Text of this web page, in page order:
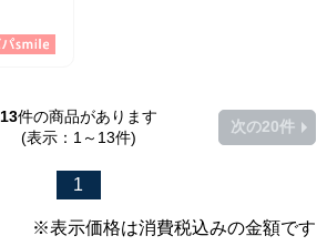
13件の商品があります
(表示：1～13件)
1
次の20件
※表示価格は消費税込みの金額です